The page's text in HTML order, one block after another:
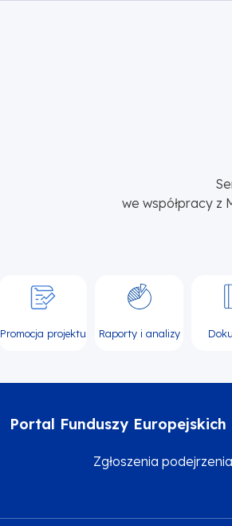
we współpracy z
Promocja projektu Raporty i analizy
Portal Funduszy Europejskich
Zgłoszenia